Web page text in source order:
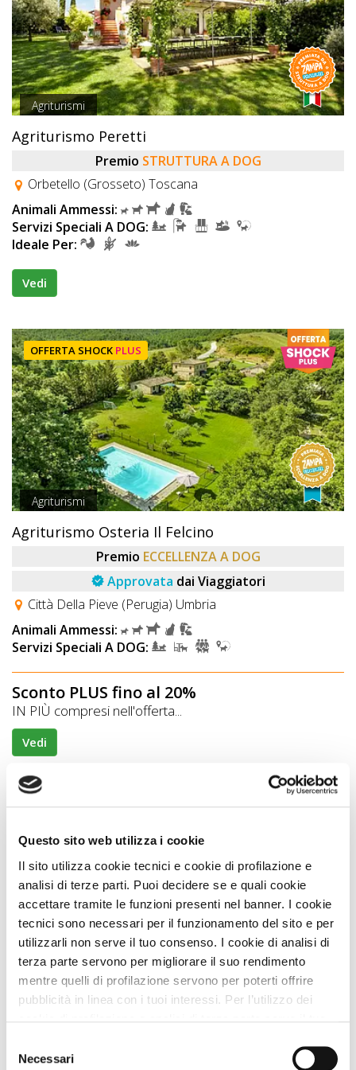
Questo sito web utilizza i cookie
Il sito utilizza cookie tecnici e cookie di profilazione e
analisi di terze parti. Puoi decidere se e quali cookie
accettare tramite le funzioni presenti nel banner. I cookie
tecnici sono necessari per il funzionamento del sito e per
utilizzarli non serve il tuo consenso. I cookie di analisi di
terza parte servono per migliorare il suo rendimento
mentre quelli di profilazione servono per poterti offrire
pubblicità in linea con i tuoi interessi. Per l’utilizzo dei
senza accettare” verranno installati solo i cookie tecnici.
delNecessari
Agriturismi
Agriturismo Peretti
Premio STRUTTURA A DOG
Orbetello (Grosseto) Toscana
Animali Ammessi:
Servizi Speciali A DOG:
Ideale Per:
Vedi
OFFERTA SHOCK PLUS
Agriturismi
Agriturismo Osteria Il Felcino
Premio ECCELLENZA A DOG
Approvata dai Viaggiatori
Città Della Pieve (Perugia) Umbria
Animali Ammessi:
Servizi Speciali A DOG:
Sconto PLUS fino al 20%
IN PIÙ compresi nell'offerta...
Vedi
OFFERTA SHOCKPLUS
Case Vacanze
Casa Marta